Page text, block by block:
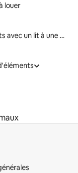
louer
Logements avec un lit à une hauteur accessible